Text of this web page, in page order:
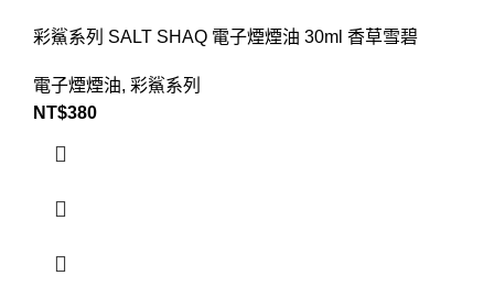
彩鯊系列 SALT SHAQ 電子煙煙油 30ml 香草雪碧
電子煙煙油, 彩鯊系列
NT$380